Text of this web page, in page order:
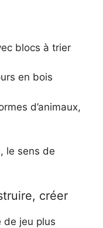
blocs à trier
en bois
d’animaux,
le sens de
créer
de jeu plus